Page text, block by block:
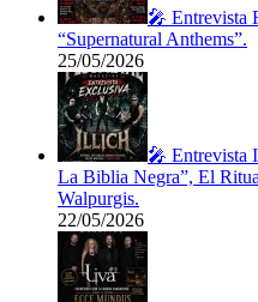
🎤 Entrevista
“Supernatural Anthems”.
25/05/2026
🎤 Entrevista
La Biblia Negra”, El
Walpurgis.
22/05/2026